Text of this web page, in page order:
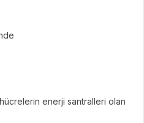
enerji santralleri olan